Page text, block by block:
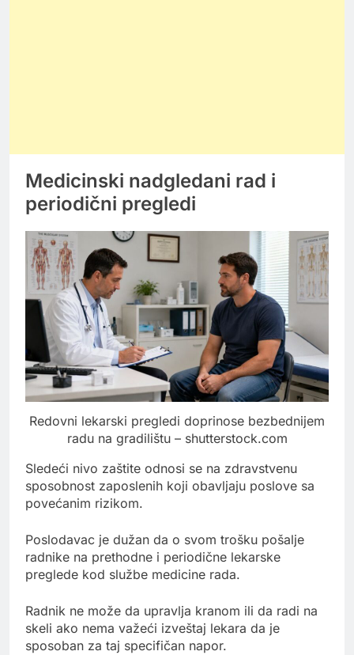
Medicinski nadgledani rad i
periodični pregledi
Redovni lekarski pregledi doprinose bezbednijem
radu na gradilištu – shutterstock.com
Sledeći nivo zaštite odnosi se na zdravstvenu
sposobnost zaposlenih koji obavljaju poslove sa
povećanim rizikom.
Poslodavac je dužan da o svom trošku pošalje
radnike na prethodne i periodične lekarske
preglede kod službe medicine rada.
Radnik ne može da upravlja kranom ili da radi na
skeli ako nema važeći izveštaj lekara da je
sposoban za taj specifičan napor.